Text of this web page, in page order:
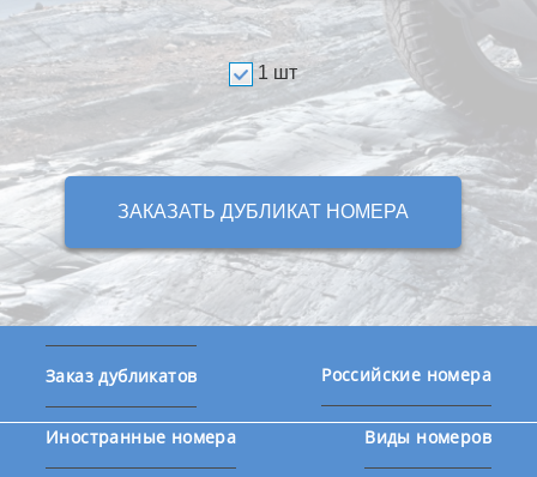
1 шт
ЗАКАЗАТЬ ДУБЛИКАТ НОМЕРА
Заказ дубликатов Российские номера
Иностранные номера Виды номеров